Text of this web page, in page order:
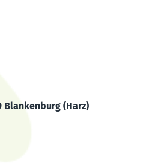
Blankenburg (Harz)